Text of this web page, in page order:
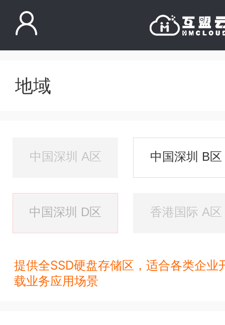
地域
中国深圳 A区 中国深圳 B区
中国深圳 D区 香港国际 A区
提供全SSD硬盘存储区，适合各类企
载业务应用场景